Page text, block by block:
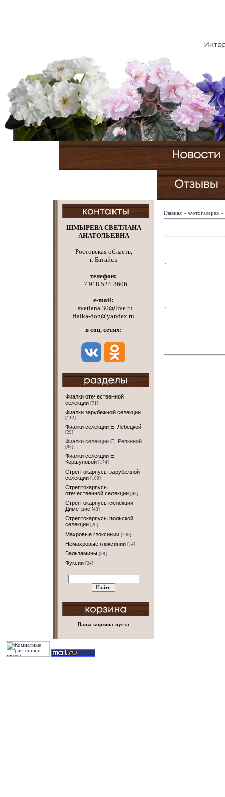
ШМЫРЕВА СВЕТЛАНА
АНАТОЛЬЕВНА
Ростовская область,
г. Батайск
телефон:
+7 918 524 8606
e-mail:
svetlana.30@live.ru
fialka-don@yandex.ru
в соц. сетях:
Фиалки отечественной
селекции [71]
Фиалки зарубежной селекции
[112]
Фиалки селекции Е. Лебецкой
[29]
Фиалки селекции С. Репкиной
[85]
Фиалки селекции Е.
Коршуновой [174]
Стрептокарпусы зарубежной
селекции [100]
Стрептокарпусы
отечественной селекции [93]
Стрептокарпусы селекции
Диметрис [43]
Стрептокарпусы польской
селекции [20]
Махровые глоксинии [246]
Немахровые глоксинии [14]
Бальзамины [38]
Фуксии [24]
Ваша корзина пуста
Главная » Фотогалерея »